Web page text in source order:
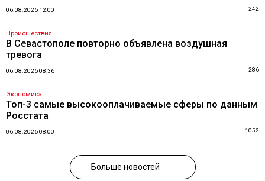
06.08.2026 12:00 242
Происшествия
В Севастополе повторно объявлена воздушная
тревога
06.08.2026 08:36 286
Экономика
Топ-3 самые высокооплачиваемые сферы по данным
Росстата
06.08.2026 08:00 1052
Больше новостей